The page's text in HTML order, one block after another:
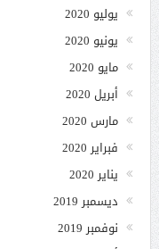
يوليو 2020
يونيو 2020
مايو 2020
أبريل 2020
مارس 2020
فبراير 2020
يناير 2020
ديسمبر 2019
نوفمبر 2019